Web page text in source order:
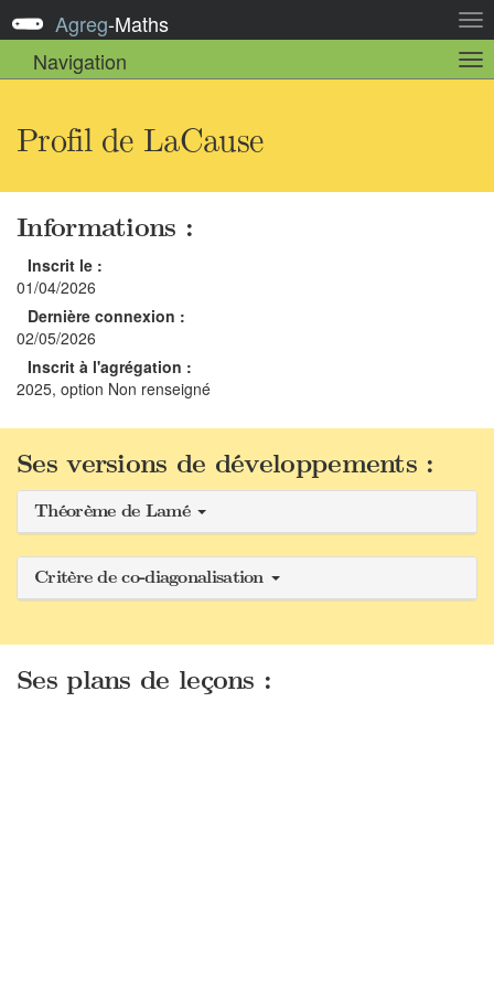
la
Agreg-Maths
Navigation
la
Profil de LaCause
Informations :
Inscrit le :
01/04/2026
Dernière connexion :
02/05/2026
Inscrit à l'agrégation :
2025, option Non renseigné
Ses versions de développements :
Théorème de Lamé
Critère de co-diagonalisation
Ses plans de leçons :